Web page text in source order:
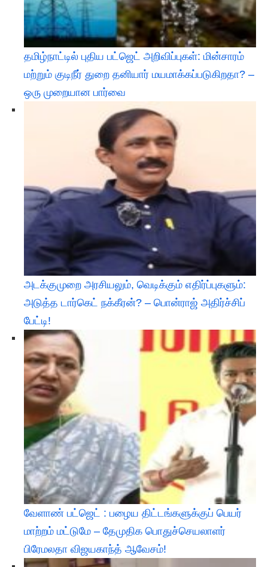
தமிழ்நாட்டில் புதிய பட்ஜெட் அறிவிப்புகள்: மின்சாரம்
மற்றும் குடிநீர் துறை தனியார் மயமாக்கப்படுகிறதா? –
ஒரு முறையான பார்வை
அடக்குமுறை அரசியலும், வெடிக்கும் எதிர்ப்புகளும்:
அடுத்த டார்கெட் நக்கீரன்? – பொன்ராஜ் அதிர்ச்சிப்
பேட்டி! ​
வேளாண் பட்ஜெட் : பழைய திட்டங்களுக்குப் பெயர்
மாற்றம் மட்டுமே – தேமுதிக பொதுச்செயலாளர்
பிரேமலதா விஜயகாந்த் ஆவேசம்!